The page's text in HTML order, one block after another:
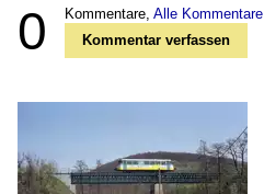
0 Kommentare, Alle Kommentare
Kommentar verfassen